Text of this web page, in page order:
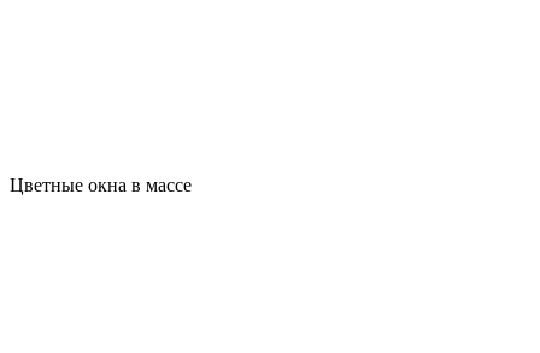
Цветные окна в массе